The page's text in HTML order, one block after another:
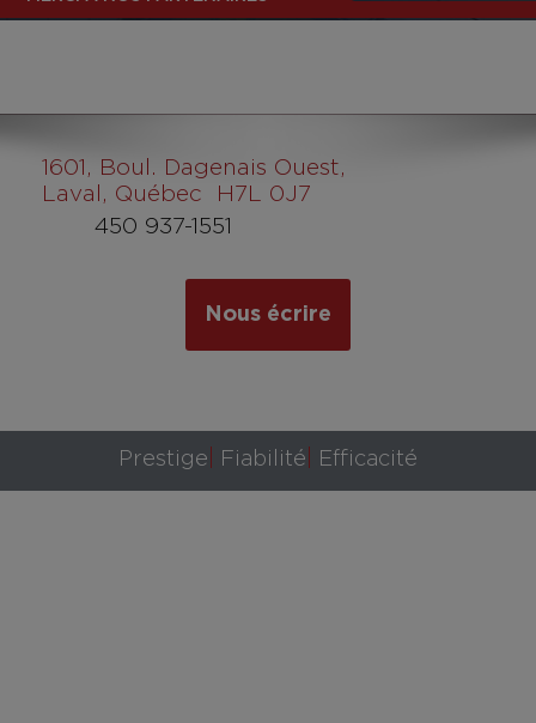
1601 , Boul. Dagenais Ouest,
Laval, Québec H7L 0J7
450 937-1551
Nous écrire
Prestige Fiabilité Efficacité